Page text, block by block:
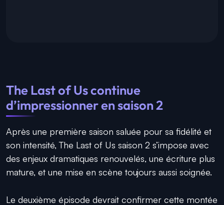
The Last of Us continue
d’impressionner en saison 2
Après une première saison saluée pour sa fidélité et
son intensité, The Last of Us saison 2 s’impose avec
des enjeux dramatiques renouvelés, une écriture plus
mature, et une mise en scène toujours aussi soignée.
Le deuxième épisode devrait confirmer cette montée